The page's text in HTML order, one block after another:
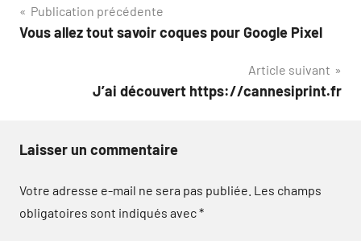
Navigation
de
Publication précédente
Vous allez tout savoir coques pour Google Pixel
Article suivant
J’ai découvert https://cannesiprint.fr
Laisser un commentaire
Votre adresse e-mail ne sera pas publiée. Les champs
obligatoires sont indiqués avec*